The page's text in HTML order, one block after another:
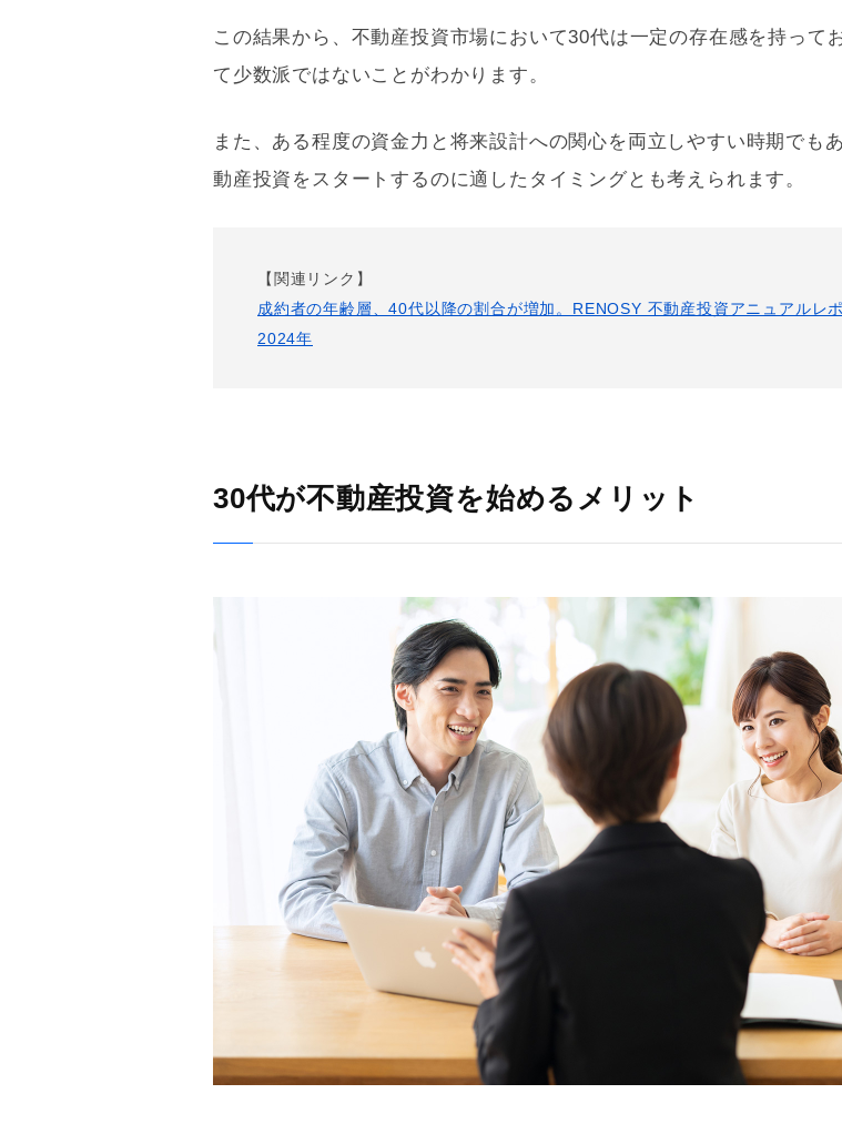
この結果から、不動産投資市場において30代は一定の存在感を持って
て少数派ではないことがわかります。
また、ある程度の資金力と将来設計への関心を両立しやすい時期でも
動産投資をスタートするのに適したタイミングとも考えられます。
【関連リンク】
成約者の年齢層、40代以降の割合が増加。RENOSY 不動産投資アニュアルレ
2024年
30代が不動産投資を始めるメリット